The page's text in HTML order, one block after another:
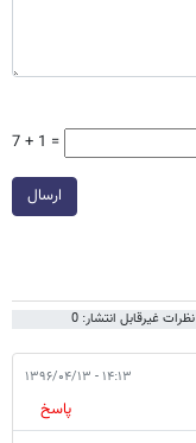
7 + 1 =
ارسال
نظرات غیرقابل انتشار: 0
۱۴:۱۳ - ۱۳۹۶/۰۴/۱۳
پاسخ